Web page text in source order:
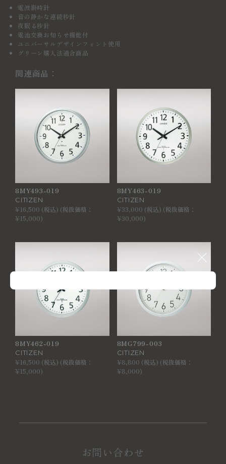
電波掛時計
音の静かな連続秒針
夜眠る秒針
電池交換お知らせ機能付
ユニバーサルデザインフォント使用
グリーン購入法適合商品
関連商品：
8MY493-019
CITIZEN
¥16,500 (税込) (税抜価格：
¥15,000)
8MY463-019
CITIZEN
¥33,000 (税込) (税抜価格：
¥30,000)
8MY462-019
CITIZEN
¥16,500 (税込) (税抜価格：
¥15,000)
8MG799-003
CITIZEN
¥8,800 (税込) (税抜価格：
¥8,000)
お問い合わせ